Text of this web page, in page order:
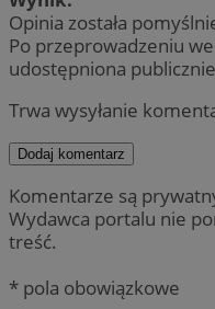
Opinia została
Po przeprowadzeniu
udostępniona
Trwa wysyłanie
Dodaj komentarz
Komentarze są
Wydawca portalu nie
treść.
* pola obowiązkowe